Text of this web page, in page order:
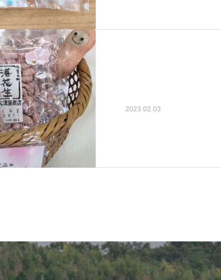
2023.02.03